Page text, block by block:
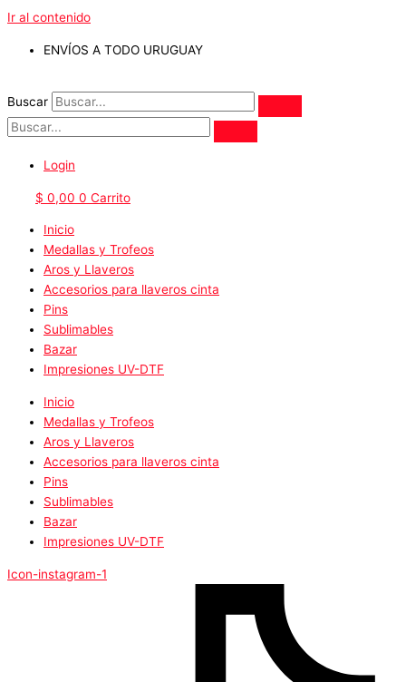
Ir al contenido
ENVÍOS A TODO URUGUAY
Buscar
Login
$ 0,00 0 Carrito
Inicio
Medallas y Trofeos
Aros y Llaveros
Accesorios para llaveros cinta
Pins
Sublimables
Bazar
Impresiones UV-DTF
Inicio
Medallas y Trofeos
Aros y Llaveros
Accesorios para llaveros cinta
Pins
Sublimables
Bazar
Impresiones UV-DTF
Icon-instagram-1